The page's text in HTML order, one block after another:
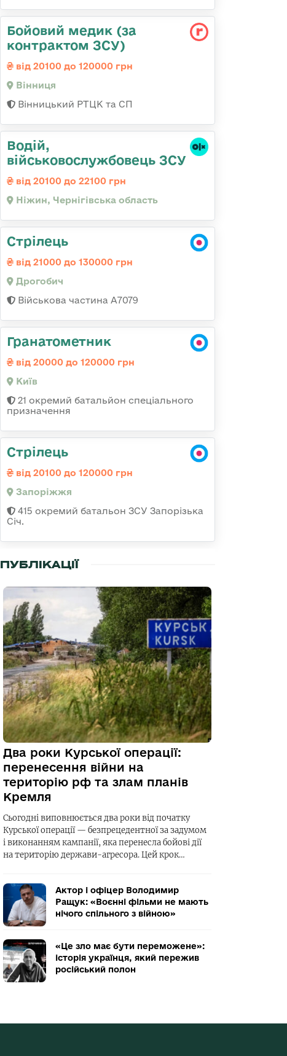
Бойовий медик (за
контрактом ЗСУ)
від 20100 до 120000 грн
Вінниця
Вінницький РТЦК та СП
Водій,
військовослужбовець ЗСУ
від 20100 до 22100 грн
Ніжин, Чернігівська область
Стрілець
від 21000 до 130000 грн
Дрогобич
Військова частина А7079
Гранатометник
від 20000 до 120000 грн
Київ
21 окремий батальйон спеціального
призначення
Стрілець
від 20100 до 120000 грн
Запоріжжя
415 окремий батальон ЗСУ Запорізька
Січ.
ПУБЛІКАЦІЇ
Два роки Курської операції:
перенесення війни на
територію рф та злам планів
Кремля
Сьогодні виповнюється два роки від початку
Курської операції — безпрецедентної за задумом
і виконанням кампанії, яка перенесла бойові дії
на територію держави-агресора. Цей крок…
Актор і офіцер Володимир
Ращук: «Воєнні фільми не мають
нічого спільного з війною»
«Це зло має бути переможене»:
історія українця, який пережив
російський полон